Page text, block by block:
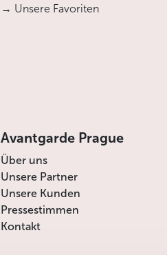
→ Unsere Favoriten
Avantgarde Prague
Über uns
Unsere Partner
Unsere Kunden
Pressestimmen
Kontakt